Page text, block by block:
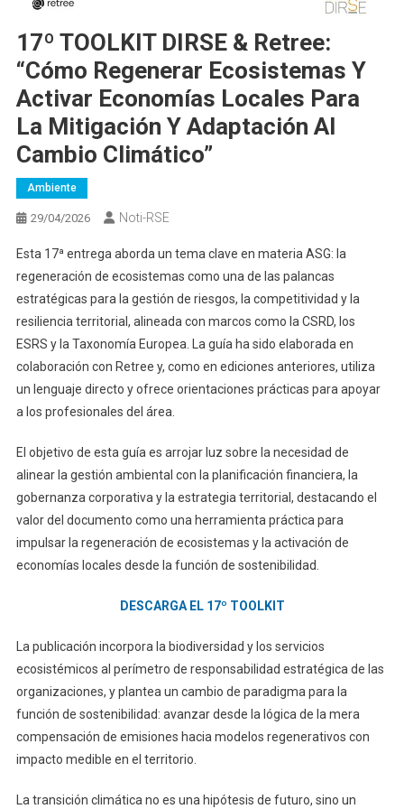
17º TOOLKIT DIRSE & Retree:
“Cómo Regenerar Ecosistemas Y
Activar Economías Locales Para
La Mitigación Y Adaptación Al
Cambio Climático”
Ambiente
29/04/2026 Noti-RSE
Esta 17ª entrega aborda un tema clave en materia ASG: la
regeneración de ecosistemas como una de las palancas
estratégicas para la gestión de riesgos, la competitividad y la
resiliencia territorial, alineada con marcos como la CSRD, los
ESRS y la Taxonomía Europea. La guía ha sido elaborada en
colaboración con Retree y, como en ediciones anteriores, utiliza
un lenguaje directo y ofrece orientaciones prácticas para apoyar
a los profesionales del área.
El objetivo de esta guía es arrojar luz sobre la necesidad de
alinear la gestión ambiental con la planificación financiera, la
gobernanza corporativa y la estrategia territorial, destacando el
valor del documento como una herramienta práctica para
impulsar la regeneración de ecosistemas y la activación de
economías locales desde la función de sostenibilidad.
DESCARGA EL 17º TOOLKIT
La publicación incorpora la biodiversidad y los servicios
ecosistémicos al perímetro de responsabilidad estratégica de las
organizaciones, y plantea un cambio de paradigma para la
función de sostenibilidad: avanzar desde la lógica de la mera
compensación de emisiones hacia modelos regenerativos con
impacto medible en el territorio.
La transición climática no es una hipótesis de futuro, sino un